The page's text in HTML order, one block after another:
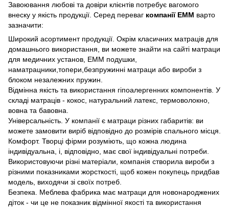
Завоювання любові та довіри клієнтів потребує вагомого
внеску у якість продукції. Серед переваг компанії ЕММ варто
зазначити:
Широкий асортимент продукції. Окрім класичних матраців для
домашнього використання, ви можете знайти на сайті матраци
для медичних установ, ЕММ подушки,
наматрацники,топери,безпружинні матраци або вироби з
блоком незалежних пружин.
Відмінна якість та використання гіпоалергенних компонентів. У
складі матраців - кокос, натуральний латекс, термоволокно,
вовна та бавовна.
Універсальність. У компанії є матраци різних габаритів: ви
можете замовити виріб відповідно до розмірів спального місця.
Комфорт. Творці фірми розуміють, що кожна людина
індивідуальна, і, відповідно, має свої індивідуальні потреби.
Використовуючи різні матеріали, компанія створила вироби з
різними показниками жорсткості, щоб кожен покупець придбав
модель, виходячи зі своїх потреб.
Безпека. Меблева фабрика має матраци для новонароджених
діток - чи це не показник відмінної якості та використання